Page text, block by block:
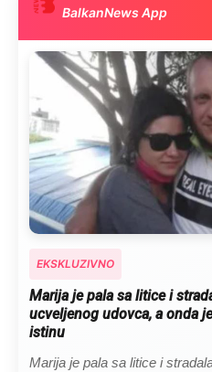
BalkanNews App
EKSKLUZIVNO
Marija je pala sa litice i
ucveljenog udovca, a onda
istinu
Marija je pala sa litice i